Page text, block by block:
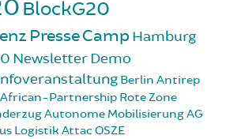
BlockG20
PresseCampHamburg
NewsletterDemo
Berlin Antirep
Partnership Rote Zone
Autonome MobilisierungAG
Logistik Attac OSZE